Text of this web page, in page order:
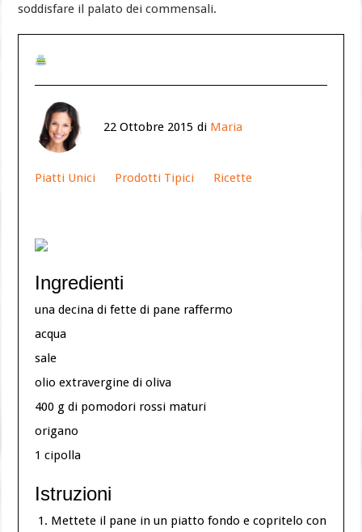
soddisfare il palato dei commensali.
22 Ottobre 2015 di Maria
Piatti Unici Prodotti Tipici Ricette
Ingredienti
una decina di fette di pane raffermo
acqua
sale
olio extravergine di oliva
400 g di pomodori rossi maturi
origano
1 cipolla
Istruzioni
Mettete il pane in un piatto fondo e copritelo con